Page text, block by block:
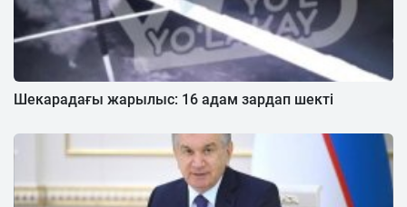
Шекарадағы жарылыс: 16 адам зардап шекті